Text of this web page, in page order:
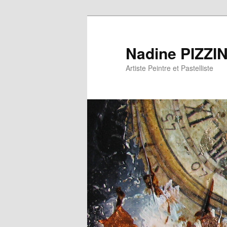
Nadine
Artiste Peintre et Pastelliste